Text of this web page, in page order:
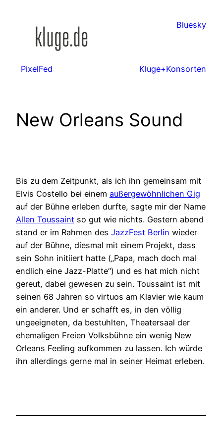
Bluesky
PixelFed Kluge+Konsorten
New Orleans Sound
Bis zu dem Zeitpunkt, als ich ihn gemeinsam mit
Elvis Costello bei einem außergewöhnlichen Gig
auf der Bühne erleben durfte, sagte mir der Name
Allen Toussaint so gut wie nichts. Gestern abend
stand er im Rahmen des JazzFest Berlin wieder
auf der Bühne, diesmal mit einem Projekt, dass
sein Sohn initiiert hatte („Papa, mach doch mal
endlich eine Jazz-Platte“) und es hat mich nicht
gereut, dabei gewesen zu sein. Toussaint ist mit
seinen 68 Jahren so virtuos am Klavier wie kaum
ein anderer. Und er schafft es, in den völlig
ungeeigneten, da bestuhlten, Theatersaal der
ehemaligen Freien Volksbühne ein wenig New
Orleans Feeling aufkommen zu lassen. Ich würde
ihn allerdings gerne mal in seiner Heimat erleben.